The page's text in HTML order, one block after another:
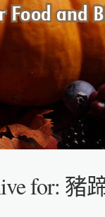
for: 豬